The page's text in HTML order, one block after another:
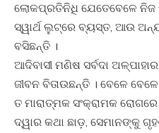
ଲୋକପ୍ରତିନିଧି ଯେତେବେଳେ ନିଜ
ସ୍ୱାର୍ଥ ଲୁଟ୍‌ରେ ବ୍ୟସ୍ତ, ଆଉ
ବସିଛନ୍ତି ।
ଆଦିବାସୀ ମଣିଷ ସର୍ବଦା
ଜୀବନ ବିତାଉଛନ୍ତି । ବେଳେ
ତ ମାରାତ୍ମକ ସଂକ୍ରାମକ
ଦ୍ୱାର କଥା ଛାଡ଼, ସେମାନଙ୍କୁ